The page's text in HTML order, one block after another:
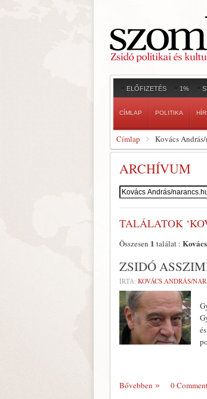
ELŐFIZETÉS 1%
CÍMLAP POLITIKA
Címlap Kovács
ARCHÍVUM
Szerző:
TALÁLATOK
Összesen 1 találat :
ZSIDÓ
ÍRTA: KOVÁCS ANDRÁS/
Bővebben 0